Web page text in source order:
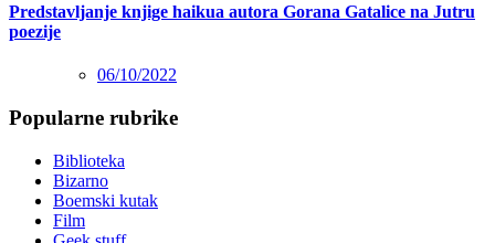
Predstavljanje knjige haikua autora Gorana Gatalice na Jutru
poezije
06/10/2022
Popularne rubrike
Biblioteka
Bizarno
Boemski kutak
Film